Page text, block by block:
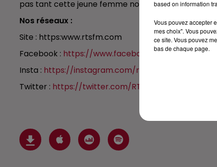
pas tant cette jeune femme nous a marquée.
Nos réseaux :
Site : https:www.rtsfm.com
Facebook : https://www.facebook.com/
Insta : https://instagram.com/rtslaradiodusud​
Twitter : https://twitter.com/RTS_FM
based on information
Vous pouvez accepter
mes choix". Vous
ce site. Vous pouvez
bas de chaque page.